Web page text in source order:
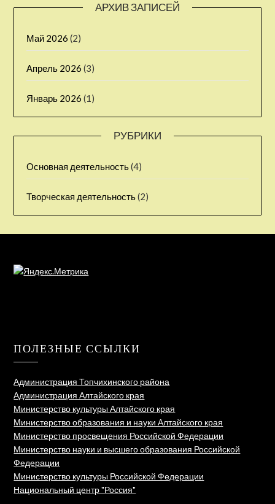
АРХИВ ЗАПИСЕЙ
Май 2026 (2)
Апрель 2026 (3)
Январь 2026 (1)
РУБРИКИ
Основная деятельность(4)
Творческая деятельность(2)
ПОЛЕЗНЫЕ ССЫЛКИ
Администрация Топчихинского района
Администрация Алтайского края
Министерство культуры Алтайского края
Министерство образования и науки Алтайского края
Министерство просвещения Российской Федерации
Министерство науки и высшего образования Российской
Федерации
Министерство культуры Российской Федерации
Национальный центр "Россия"